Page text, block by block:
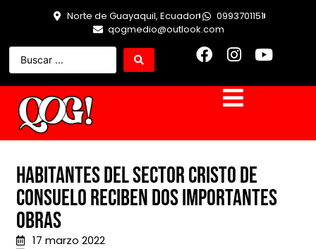
Norte de Guayaquil, Ecuador
0993701151
qogmedio@outlook.com
Habitantes del sector Cristo de
Consuelo reciben dos importantes
obras
17 marzo 2022